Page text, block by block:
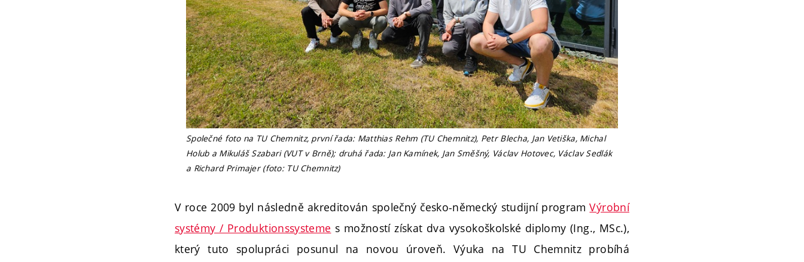
Společné foto na TU Chemnitz, první řada: Matthias Rehm (TU Chemnitz), Petr Blecha, Jan Vetiška, Michal
Holub a Mikuláš Szabari (VUT v Brně); druhá řada: Jan Kamínek, Jan Směšný, Václav Hotovec, Václav Sedlák
a Richard Primajer (foto: TU Chemnitz)
V roce 2009 byl následně akreditován společný česko-německý studijní programVýrobní
systémy / Produktionssysteme s možností získat dva vysokoškolské diplomy (Ing., MSc.),
který tuto spolupráci posunul na novou úroveň. Výuka na TU Chemnitz probíhá